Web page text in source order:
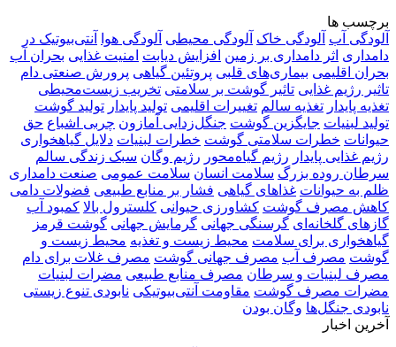
برچسب ها
آلودگی آب آلودگی خاک آلودگی محیطی آلودگی هوا
آنتی‌بیوتیک در
دامداری اثر دامداری بر زمین افزایش دیابت امنیت غذایی بحران آب
بحران اقلیمی بیماری‌های قلبی پروتئین گیاهی پرورش صنعتی دام
تاثیر رژیم غذایی تاثیر گوشت بر سلامتی تخریب زیست‌محیطی
تغذیه پایدار تغذیه سالم تغییرات اقلیمی تولید پایدار تولید گوشت
تولید لبنیات جایگزین گوشت جنگل‌زدایی آمازون چربی اشباع حق
حیوانات خطرات سلامتی گوشت خطرات لبنیات دلایل گیاهخواری
رژیم غذایی پایدار رژیم گیاه‌محور رژیم وگان سبک زندگی سالم
سرطان روده بزرگ سلامت انسان سلامت عمومی صنعت دامداری
ظلم به حیوانات غذاهای گیاهی فشار بر منابع طبیعی فضولات دامی
کاهش مصرف گوشت کشاورزی حیوانی کلسترول بالا کمبود آب
گازهای گلخانه‌ای گرسنگی جهانی گرمایش جهانی گوشت قرمز
گیاهخواری برای سلامت محیط زیست و تغذیه محیط زیست و
گوشت مصرف آب مصرف جهانی گوشت مصرف غلات برای دام
مصرف لبنیات و سرطان مصرف منابع طبیعی مضرات لبنیات
مضرات مصرف گوشت مقاومت آنتی‌بیوتیکی نابودی تنوع زیستی
نابودی جنگل‌ها وگان بودن
آخرین اخبار